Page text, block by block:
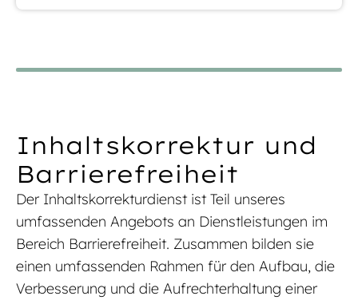
Inhaltskorrektur und
Barrierefreiheit
Der Inhaltskorrekturdienst ist Teil unseres
umfassenden Angebots an Dienstleistungen im
Bereich Barrierefreiheit. Zusammen bilden sie
einen umfassenden Rahmen für den Aufbau, die
Verbesserung und die Aufrechterhaltung einer